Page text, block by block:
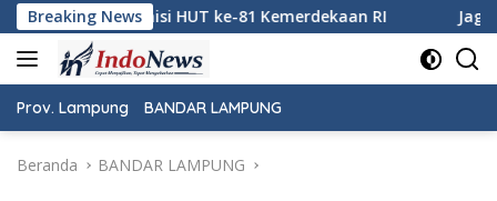
Langsung
ke
konten
Breaking News
RI Jaga Keamanan Pintu Gerbang
Prov. Lampung BANDAR LAMPUNG
Beranda BANDAR LAMPUNG